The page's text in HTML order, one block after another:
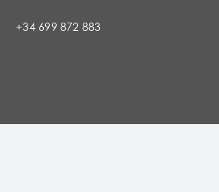
+34 699 872 883